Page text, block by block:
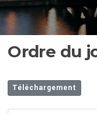
Ordre du
Téléchargement